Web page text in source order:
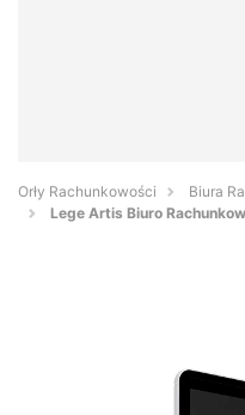
Orły Rachunkowości
Biura
Lege Artis Biuro